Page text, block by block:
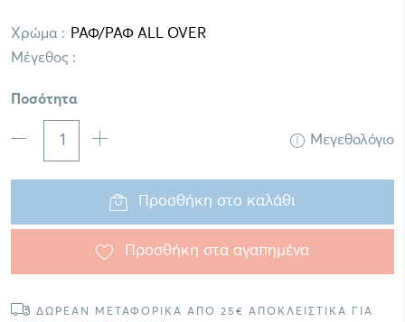
Χρώμα :
Μέγεθος :
Ποσότητα
Μεγεθολόγιο
Προσθήκη στο καλάθι
Προσθήκη στα αγαπημένα
ΔΩΡΕΑΝ ΜΕΤΑΦΟΡΙΚΑ ΑΠΟ 25€ ΑΠΟΚΛΕΙΣΤΙΚΑ ΓΙΑ